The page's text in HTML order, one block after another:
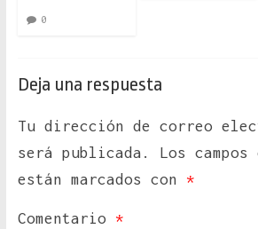
0
Deja una respuesta
Tu dirección de correo
será publicada.
Los
están marcados con *
Comentario *